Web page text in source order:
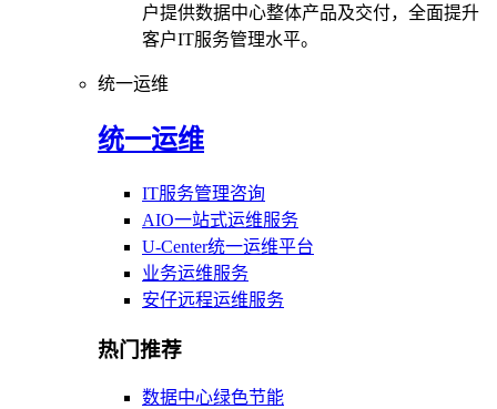
户提供数据中心整体产品及交付，全面提升
客户IT服务管理水平。
统一运维
统一运维
IT服务管理咨询
AIO一站式运维服务
U-Center统一运维平台
业务运维服务
安仔远程运维服务
热门推荐
数据中心绿色节能